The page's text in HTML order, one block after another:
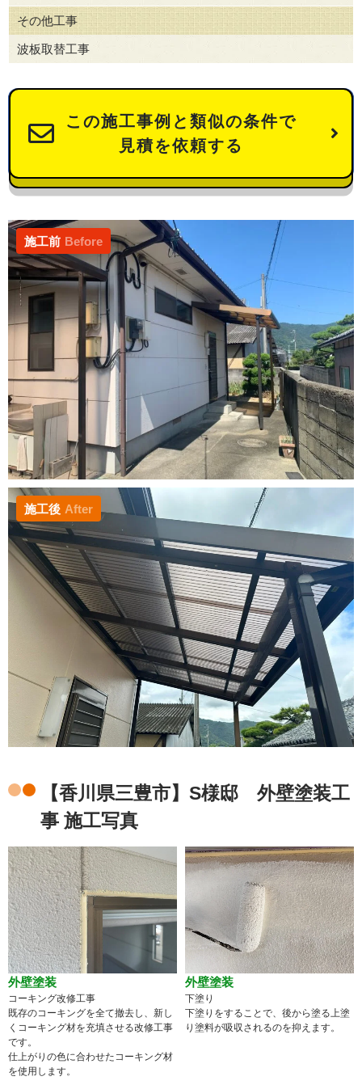
その他工事
波板取替工事
この施工事例と類似の条件で
見積を依頼する
施工前 Before
施工後 After
【香川県三豊市】S様邸 外壁塗装工
事 施工写真
外壁塗装
コーキング改修工事
既存のコーキングを全て撤去し、新し
くコーキング材を充填させる改修工事
です。
仕上がりの色に合わせたコーキング材
を使用します。
外壁塗装
下塗り
下塗りをすることで、後から塗る上塗
り塗料が吸収されるのを抑えます。